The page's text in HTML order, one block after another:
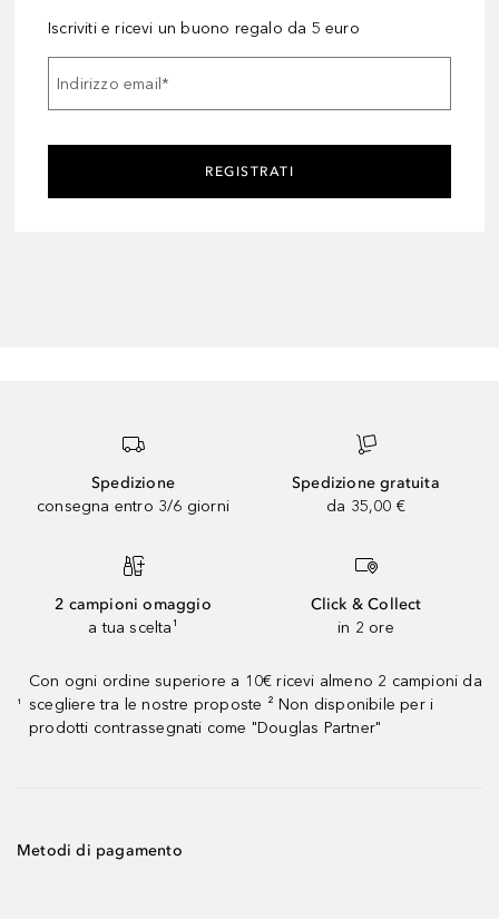
Iscriviti e ricevi un buono regalo da 5 euro
Indirizzo email *
REGISTRATI
Spedizione
consegna entro 3/6 giorni
Spedizione gratuita
da 35,00 €
2 campioni omaggio
a tua scelta¹
Click & Collect
in 2 ore
¹
Con ogni ordine superiore a 10€ ricevi almeno 2 campioni da
scegliere tra le nostre proposte ² Non disponibile per i
prodotti contrassegnati come "Douglas Partner"
Metodi di pagamento